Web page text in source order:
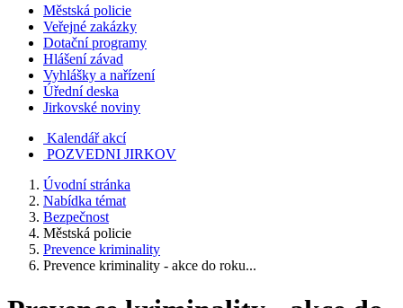
Městská policie
Veřejné zakázky
Dotační programy
Hlášení závad
Vyhlášky a nařízení
Úřední deska
Jirkovské noviny
Kalendář akcí
POZVEDNI JIRKOV
Úvodní stránka
Nabídka témat
Bezpečnost
Městská policie
Prevence kriminality
Prevence kriminality - akce do roku...